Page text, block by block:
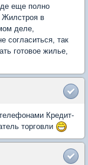
еще полно
Жилстроя в
деле,
согласиться, так
готовое жилье,
Кредит-
торговли